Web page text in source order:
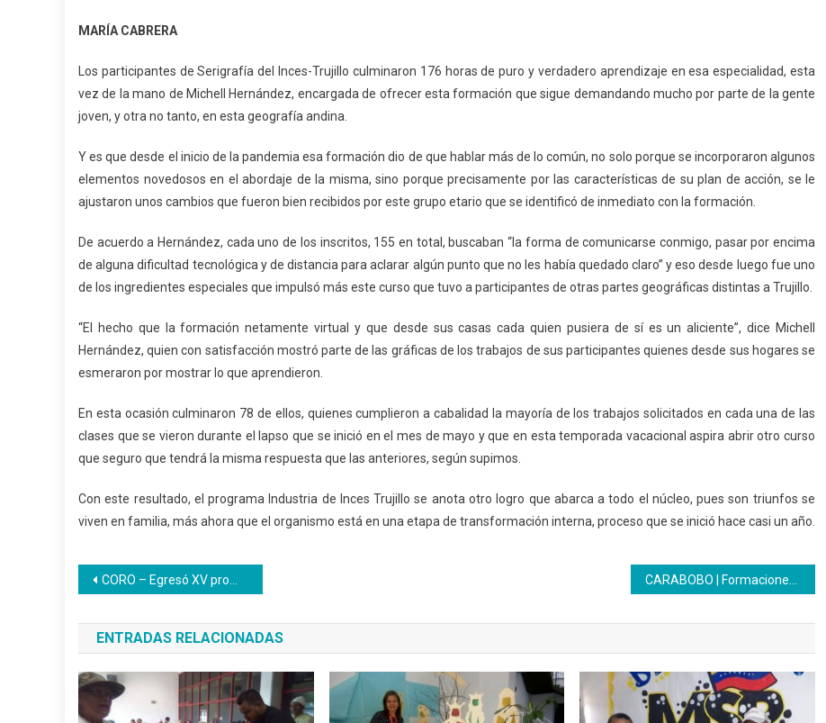
MARÍA CABRERA
Los participantes de Serigrafía del Inces-Trujillo culminaron 176 horas de puro y verdadero aprendizaje en esa especialidad, esta
vez de la mano de Michell Hernández, encargada de ofrecer esta formación que sigue demandando mucho por parte de la gente
joven, y otra no tanto, en esta geografía andina.
Y es que desde el inicio de la pandemia esa formación dio de que hablar más de lo común, no solo porque se incorporaron algunos
elementos novedosos en el abordaje de la misma, sino porque precisamente por las características de su plan de acción, se le
ajustaron unos cambios que fueron bien recibidos por este grupo etario que se identificó de inmediato con la formación.
De acuerdo a Hernández, cada uno de los inscritos, 155 en total, buscaban “la forma de comunicarse conmigo, pasar por encima
de alguna dificultad tecnológica y de distancia para aclarar algún punto que no les había quedado claro” y eso desde luego fue uno
de los ingredientes especiales que impulsó más este curso que tuvo a participantes de otras partes geográficas distintas a Trujillo.
“El hecho que la formación netamente virtual y que desde sus casas cada quien pusiera de sí es un aliciente”, dice Michell
Hernández, quien con satisfacción mostró parte de las gráficas de los trabajos de sus participantes quienes desde sus hogares se
esmeraron por mostrar lo que aprendieron.
En esta ocasión culminaron 78 de ellos, quienes cumplieron a cabalidad la mayoría de los trabajos solicitados en cada una de las
clases que se vieron durante el lapso que se inició en el mes de mayo y que en esta temporada vacacional aspira abrir otro curso
que seguro que tendrá la misma respuesta que las anteriores, según supimos.
Con este resultado, el programa Industria de Inces Trujillo se anota otro logro que abarca a todo el núcleo, pues son triunfos se
viven en familia, más ahora que el organismo está en una etapa de transformación interna, proceso que se inició hace casi un año.
Navegación
de
entradas
CORO – Egresó XV promoción de Bachilleres de la U.E. Inces Falcón
ENTRADAS RELACIONADAS